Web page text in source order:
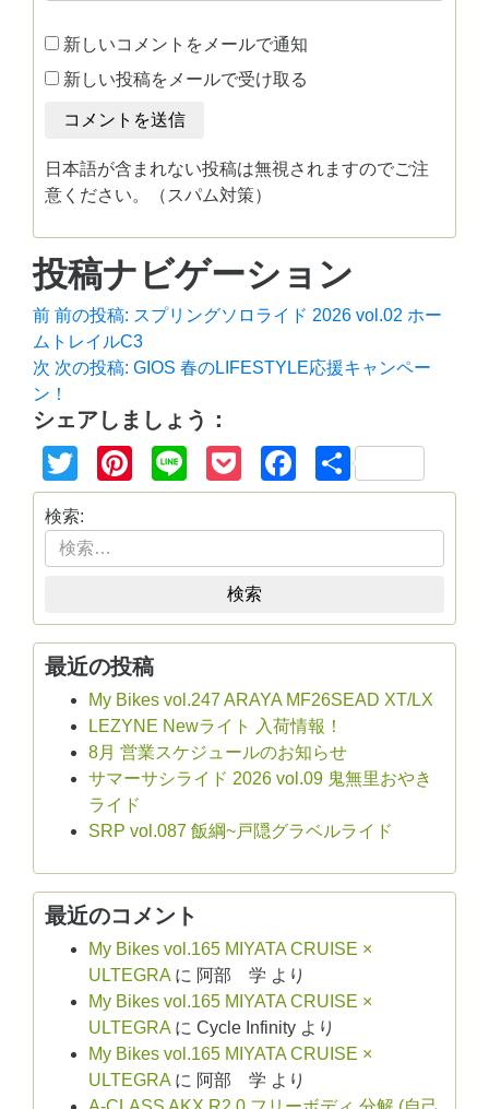
新しいコメントをメールで通知
新しい投稿をメールで受け取る
日本語が含まれない投稿は無視されますのでご注
意ください。（スパム対策）
投稿ナビゲーション
前 前の投稿: スプリングソロライド 2026 vol.02 ホー
ムトレイルC3
次 次の投稿: GIOS 春のLIFESTYLE応援キャンペー
ン！
シェアしましょう：
TwitterPinterest
Line PocketFacebook
共
有
検索:
検索
最近の投稿
My Bikes vol.247 ARAYA MF26SEAD XT/LX
LEZYNE Newライト 入荷情報！
8月 営業スケジュールのお知らせ
サマーサシライド 2026 vol.09 鬼無里おやき
ライド
SRP vol.087 飯綱~戸隠グラベルライド
最近のコメント
My Bikes vol.165 MIYATA CRUISE ×
ULTEGRAに 阿部 学 より
My Bikes vol.165 MIYATA CRUISE ×
ULTEGRAに Cycle Infinity より
My Bikes vol.165 MIYATA CRUISE ×
ULTEGRAに 阿部 学 より